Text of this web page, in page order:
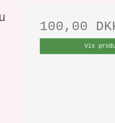
100,00
Vis